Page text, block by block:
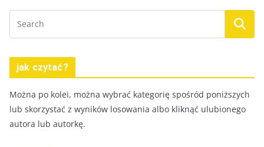
jak czytać?
Można po kolei, można wybrać kategorię spośród poniższych
lub skorzystać z wyników losowania albo kliknąć ulubionego
autora lub autorkę.